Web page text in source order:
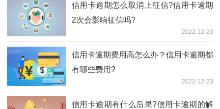
信用卡逾期怎么取消上征信?信用卡逾期
2次会影响征信吗?
2022-12-23
信用卡逾期费用高怎么办？信用卡逾期都
有哪些费用?
2022-12-23
信用卡逾期有什么后果?信用卡逾期的解